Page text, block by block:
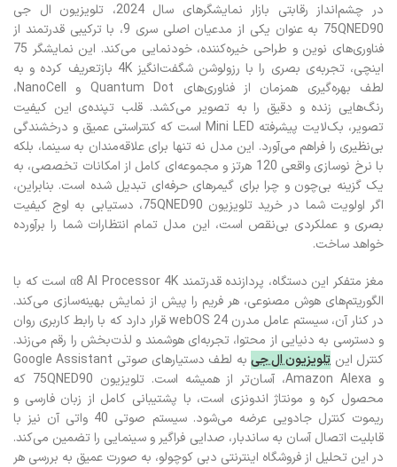
در چشم‌انداز رقابتی بازار نمایشگرهای سال 2024، تلویزیون ال جی
75QNED90 به عنوان یکی از مدعیان اصلی سری 9، با ترکیبی قدرتمند از
فناوری‌های نوین و طراحی خیره‌کننده، خودنمایی می‌کند. این نمایشگر 75
اینچی، تجربه‌ی بصری را با رزولوشن شگفت‌انگیز 4K بازتعریف کرده و به
لطف بهره‌گیری همزمان از فناوری‌های Quantum Dot و NanoCell،
رنگ‌هایی زنده و دقیق را به تصویر می‌کشد. قلب تپنده‌ی این کیفیت
تصویر، بک‌لایت پیشرفته Mini LED است که کنتراستی عمیق و درخشندگی
بی‌نظیری را فراهم می‌آورد. این مدل نه تنها برای علاقه‌مندان به سینما، بلکه
با نرخ نوسازی واقعی 120 هرتز و مجموعه‌ای کامل از امکانات تخصصی، به
یک گزینه بی‌چون و چرا برای گیمرهای حرفه‌ای تبدیل شده است. بنابراین،
اگر اولویت شما در خرید تلویزیون 75QNED90، دستیابی به اوج کیفیت
بصری و عملکردی بی‌نقص است، این مدل تمام انتظارات شما را برآورده
خواهد ساخت.
مغز متفکر این دستگاه، پردازنده قدرتمند α8 AI Processor 4K است که با
الگوریتم‌های هوش مصنوعی، هر فریم را پیش از نمایش بهینه‌سازی می‌کند.
در کنار آن، سیستم عامل مدرن webOS 24 قرار دارد که با رابط کاربری روان
و دسترسی به دنیایی از محتوا، تجربه‌ای هوشمند و لذت‌بخش را رقم می‌زند.
کنترل این تلویزیون ال جی
به لطف دستیارهای صوتی Google Assistant
و Amazon Alexa، آسان‌تر از همیشه است. تلویزیون 75QNED90 که
محصول کره و مونتاژ اندونزی است، با پشتیبانی کامل از زبان فارسی و
ریموت کنترل جادویی عرضه می‌شود. سیستم صوتی 40 واتی آن نیز با
قابلیت اتصال آسان به ساندبار، صدایی فراگیر و سینمایی را تضمین می‌کند.
در این تحلیل از فروشگاه اینترنتی دبی کوچولو، به صورت عمیق به بررسی هر